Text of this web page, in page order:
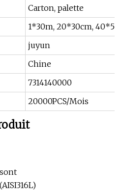
Carton, palette
1*30m, 20*30cm,
juyun
Chine
7314140000
20000PCS/Mois